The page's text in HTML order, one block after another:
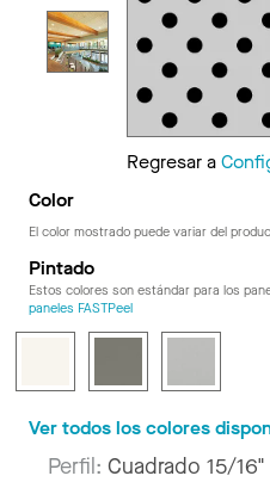
Regresar a
Color
El color mostrado puede variar del
Pintado
Estos colores son estándar para los
paneles FASTPeel
Ver todos los colores
Perfil: Cuadrado 15/16"